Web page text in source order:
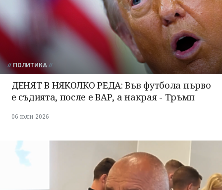
ПОЛИТИКА
ДЕНЯТ В НЯКОЛКО РЕДА: Във футбола първо
е съдията, после е ВАР, а накрая - Тръмп
06 юли 2026